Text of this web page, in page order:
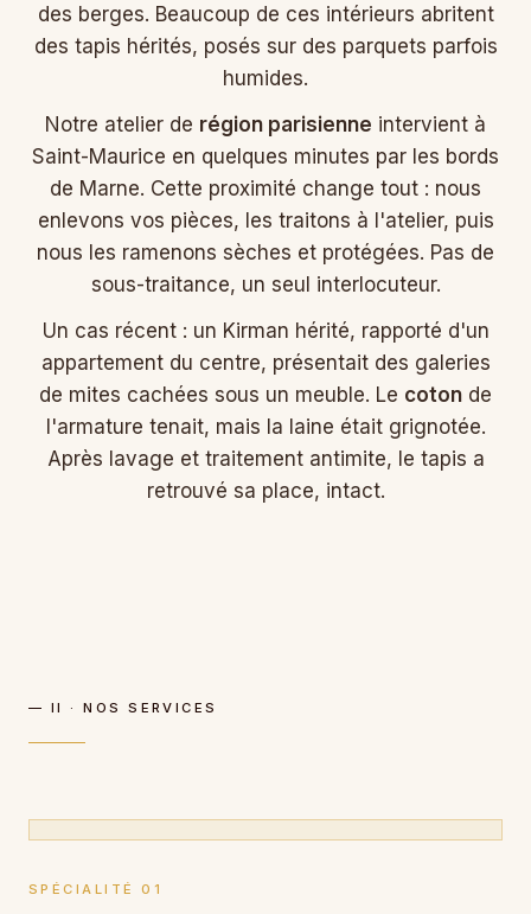
des berges. Beaucoup de ces intérieurs abritent
des tapis hérités, posés sur des parquets parfois
humides.
Notre atelier de région parisienne intervient à
Saint-Maurice en quelques minutes par les bords
de Marne. Cette proximité change tout : nous
enlevons vos pièces, les traitons à l'atelier, puis
nous les ramenons sèches et protégées. Pas de
sous-traitance, un seul interlocuteur.
Un cas récent : un Kirman hérité, rapporté d'un
appartement du centre, présentait des galeries
de mites cachées sous un meuble. Le coton de
l'armature tenait, mais la laine était grignotée.
Après lavage et traitement antimite, le tapis a
retrouvé sa place, intact.
— II · NOS SERVICES
SPÉCIALITÉ 01